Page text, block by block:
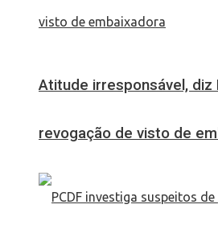
Atitude irresponsável, diz
revogação de visto de